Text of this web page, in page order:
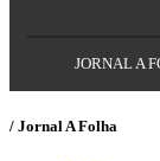
JORNAL A
/ Jornal A Folha